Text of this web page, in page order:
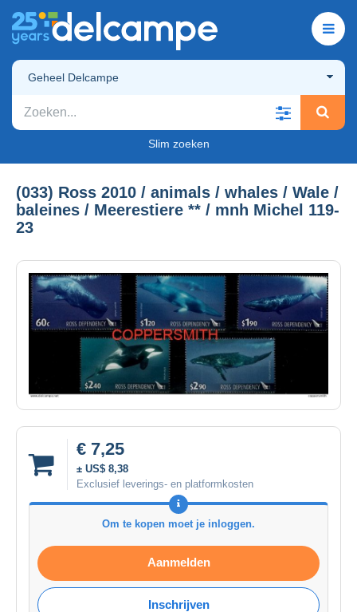
Geheel Delcampe
Slim zoeken
(033) Ross 2010 / animals / whales / Wale /
baleines / Meerestiere ** / mnh Michel 119-
23
€ 7,25
± US$ 8,38
Exclusief leverings- en platformkosten
Om te kopen moet je inloggen.
Aanmelden
Inschrijven